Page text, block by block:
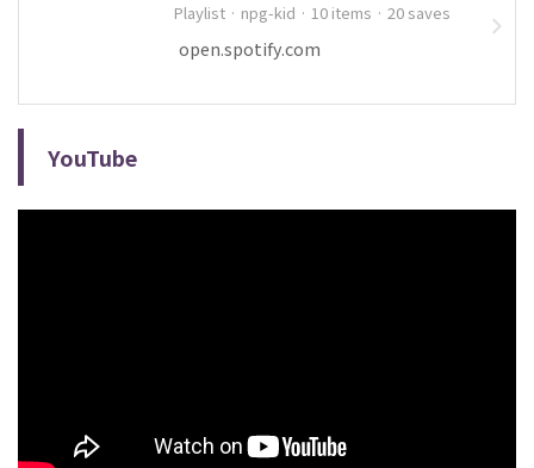
Playlist · npg-kid · 10 items · 20 saves
open.spotify.com
YouTube